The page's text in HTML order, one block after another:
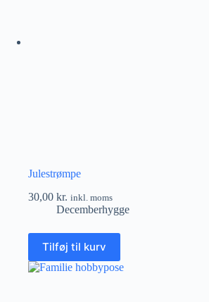
Julestrømpe
30,00 kr. inkl. moms
Decemberhygge
Tilføj til kurv